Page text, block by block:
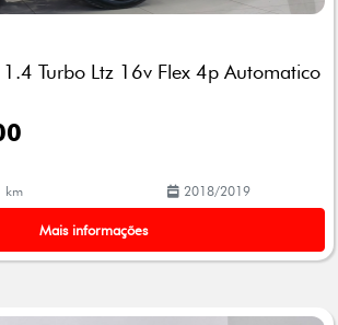
Turbo Ltz 16v Flex 4p Automatico
km 2018/2019
Mais informações